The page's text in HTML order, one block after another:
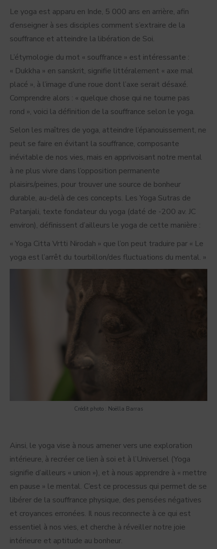
Le yoga est apparu en Inde, 5 000 ans en arrière, afin
d’enseigner à ses disciples comment s’extraire de la
souffrance et atteindre la libération de Soi.
L’étymologie du mot « souffrance » est intéressante :
« Dukkha » en sanskrit, signifie littéralement « axe mal
placé », à l’image d’une roue dont l’axe serait désaxé.
Comprendre alors : « quelque chose qui ne tourne pas
rond », voici la définition de la souffrance selon le yoga.
Selon les maîtres de yoga, atteindre l’épanouissement, ne
peut se faire en évitant la souffrance, composante
inévitable de nos vies, mais en apprivoisant notre mental
à ne plus vivre dans l’opposition permanente
plaisirs/peines, pour trouver une source de bonheur
durable, au-delà de ces concepts. Les Yoga Sutras de
Patanjali, texte fondateur du yoga (daté de -200 av. JC
environ), définissent d’ailleurs le yoga de cette manière :
« Yoga Citta Vrtti Nirodah » que l’on peut traduire par « Le
yoga est l’arrêt du tourbillon/des fluctuations du mental. »
Crédit photo : Noëlla Barras
Ainsi, le yoga vise à nous amener vers une exploration
intérieure, à recréer ce lien à soi et à l’Universel (Yoga
signifie d’ailleurs « union »), et à nous apprendre à « mettre
en pause » le mental. C’est ce processus qui permet de se
libérer de la souffrance physique, des pensées négatives
et croyances erronées. Il nous reconnecte à ce qui est
essentiel à nos vies, et cherche à réveiller notre joie
intérieure et aptitude au bonheur.